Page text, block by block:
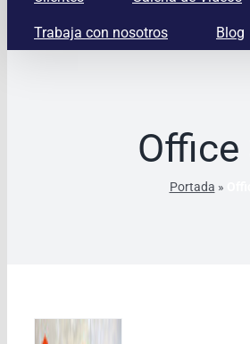
Trabaja con nosotros Blog
Office
Portada »